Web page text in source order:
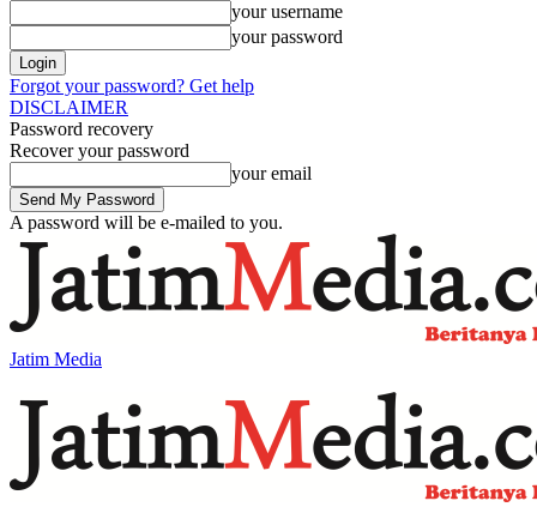
your username
your password
Forgot your password? Get help
DISCLAIMER
Password recovery
Recover your password
your email
A password will be e-mailed to you.
Jatim Media